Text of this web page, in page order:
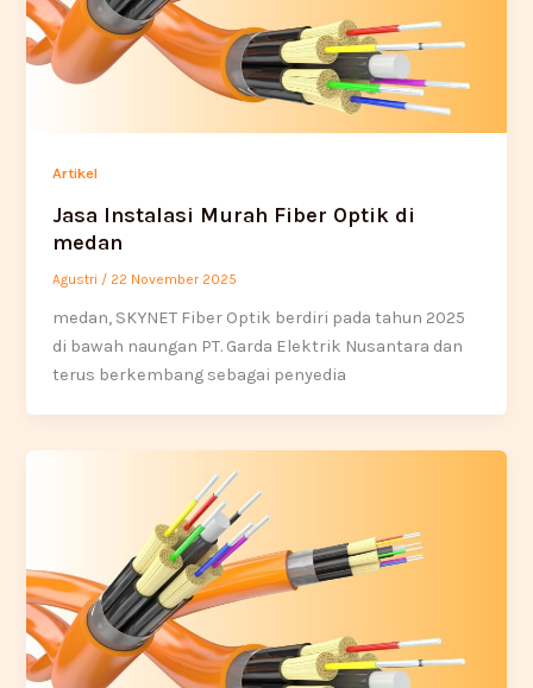
Artikel
Jasa Instalasi Murah Fiber Optik di
medan
Agustri / 22 November 2025
medan, SKYNET Fiber Optik berdiri pada tahun 2025
di bawah naungan PT. Garda Elektrik Nusantara dan
terus berkembang sebagai penyedia